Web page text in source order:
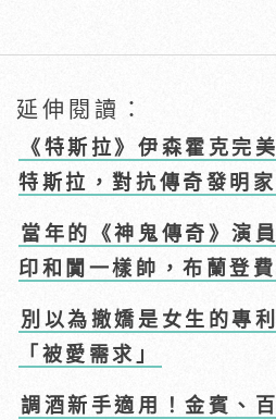
延伸閱讀：
《特斯拉》伊森霍克完
特斯拉，對抗傳奇發明家
當年的《神鬼傳奇》演
印和闐一樣帥，布蘭登費
別以為撤嬌是女生的專
「被愛需求」
調酒新手適用！金賓、